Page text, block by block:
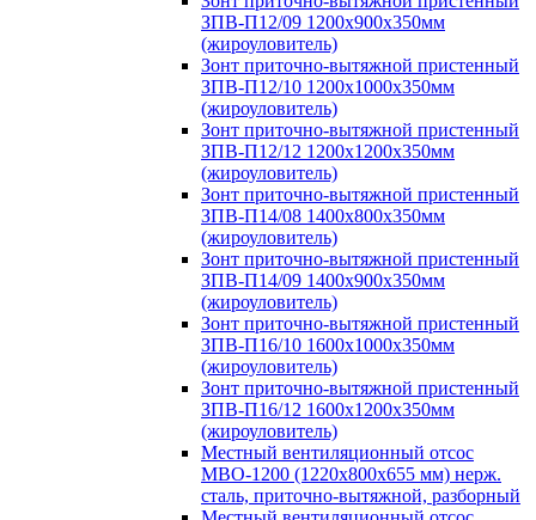
ЗПВ-П12/09 1200х900х350мм
(жироуловитель)
Зонт приточно-вытяжной пристенный
ЗПВ-П12/10 1200х1000х350мм
(жироуловитель)
Зонт приточно-вытяжной пристенный
ЗПВ-П12/12 1200х1200х350мм
(жироуловитель)
Зонт приточно-вытяжной пристенный
ЗПВ-П14/08 1400х800х350мм
(жироуловитель)
Зонт приточно-вытяжной пристенный
ЗПВ-П14/09 1400х900х350мм
(жироуловитель)
Зонт приточно-вытяжной пристенный
ЗПВ-П16/10 1600х1000х350мм
(жироуловитель)
Зонт приточно-вытяжной пристенный
ЗПВ-П16/12 1600х1200х350мм
(жироуловитель)
Местный вентиляционный отсос
МВО-1200 (1220х800х655 мм) нерж.
сталь, приточно-вытяжной, разборный